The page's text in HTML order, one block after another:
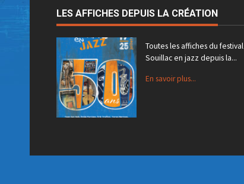
LES AFFICHES DEPUIS LA CRÉATION
Toutes les affiches du festival
Souillac en jazz depuis la...
En savoir plus...